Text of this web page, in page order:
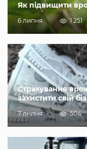
Як підвищити
6 липня 1 251
Страхування
захистити свій
7 липня 504